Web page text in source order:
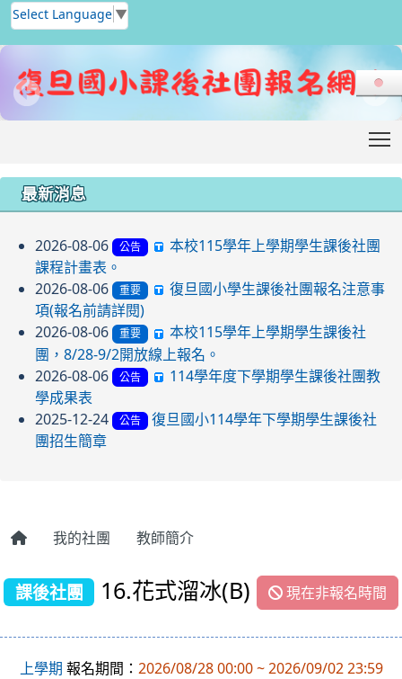
Select Language ▼
最新消息
2026-08-06 公告
本校115學年上學期學生課後社團
課程計畫表。
2026-08-06
重要
復旦國小學生課後社團報名注意事
項(報名前請詳閱)
2026-08-06
重要
本校115學年上學期學生課後社
團，8/28-9/2開放線上報名。
2026-08-06
公告
114學年度下學期學生課後社團教
學成果表
2025-12-24
公告
復旦國小114學年下學期學生課後社
團招生簡章
我的社團 教師簡介
課後社團 16.花式溜冰(B) 現在非報名時間
上學期 報名期間： 2026/08/28 00:00 ~ 2026/09/02 23:59